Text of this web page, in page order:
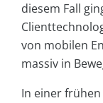
diesem Fall
von mobilen
massiv in
In einer